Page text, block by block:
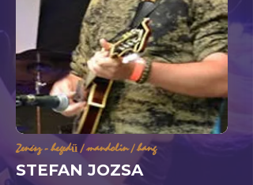
Zenész - hegedű / mandolin / hang
STEFAN JOZSA